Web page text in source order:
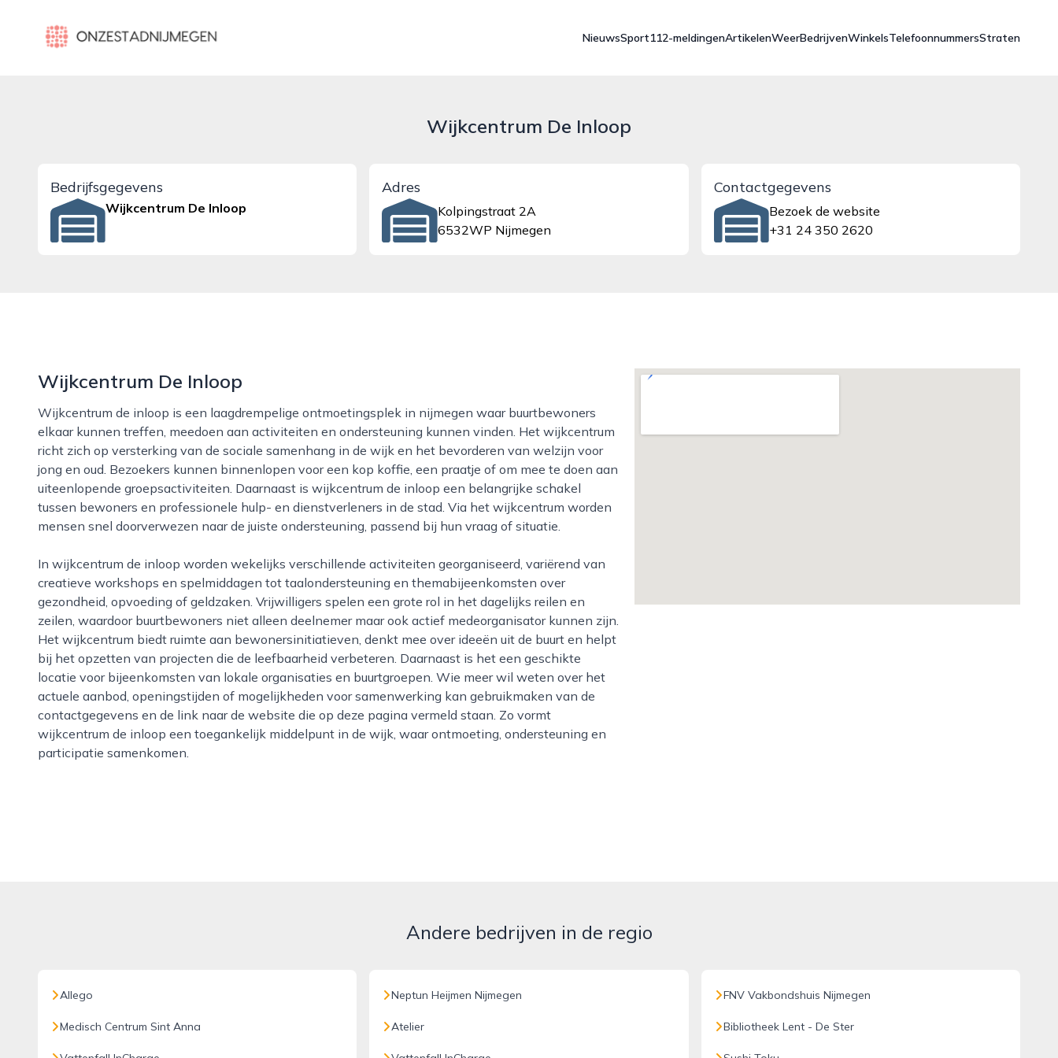
onzestadnijmegen.nl
NieuwsSport112-meldingenArtikelenWeerBedrijvenWinkelsTelefoonnummersStraten
Wijkcentrum De Inloop
Bedrijfsgegevens
Wijkcentrum De Inloop
Adres
Kolpingstraat 2A
6532WP Nijmegen
Contactgegevens
Bezoek de website
+31 24 350 2620
Wijkcentrum De Inloop
Wijkcentrum de inloop is een laagdrempelige ontmoetingsplek in nijmegen waar buurtbewoners
elkaar kunnen treffen, meedoen aan activiteiten en ondersteuning kunnen vinden. Het wijkcentrum
richt zich op versterking van de sociale samenhang in de wijk en het bevorderen van welzijn voor
jong en oud. Bezoekers kunnen binnenlopen voor een kop koffie, een praatje of om mee te doen aan
uiteenlopende groepsactiviteiten. Daarnaast is wijkcentrum de inloop een belangrijke schakel
tussen bewoners en professionele hulp- en dienstverleners in de stad. Via het wijkcentrum worden
mensen snel doorverwezen naar de juiste ondersteuning, passend bij hun vraag of situatie.
In wijkcentrum de inloop worden wekelijks verschillende activiteiten georganiseerd, variërend van
creatieve workshops en spelmiddagen tot taalondersteuning en themabijeenkomsten over
gezondheid, opvoeding of geldzaken. Vrijwilligers spelen een grote rol in het dagelijks reilen en
zeilen, waardoor buurtbewoners niet alleen deelnemer maar ook actief medeorganisator kunnen zijn.
Het wijkcentrum biedt ruimte aan bewonersinitiatieven, denkt mee over ideeën uit de buurt en helpt
bij het opzetten van projecten die de leefbaarheid verbeteren. Daarnaast is het een geschikte
locatie voor bijeenkomsten van lokale organisaties en buurtgroepen. Wie meer wil weten over het
actuele aanbod, openingstijden of mogelijkheden voor samenwerking kan gebruikmaken van de
contactgegevens en de link naar de website die op deze pagina vermeld staan. Zo vormt
wijkcentrum de inloop een toegankelijk middelpunt in de wijk, waar ontmoeting, ondersteuning en
participatie samenkomen.
Andere bedrijven in de regio
Allego
Medisch Centrum Sint Anna
Neptun Heijmen Nijmegen
Atelier
FNV Vakbondshuis Nijmegen
Bibliotheek Lent - De Ster